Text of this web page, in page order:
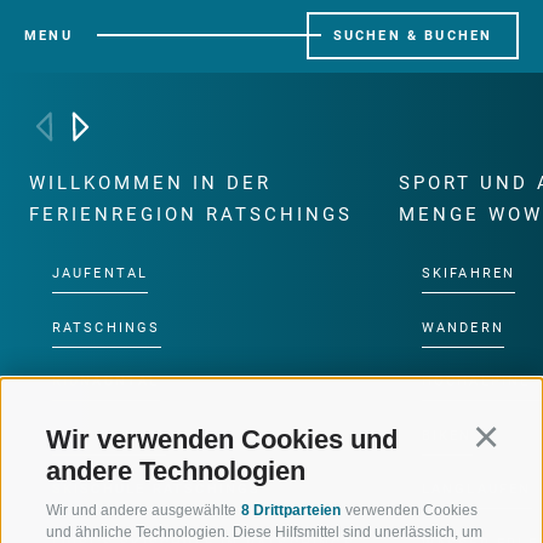
Wir verwenden Cookies und
andere Technologien
Wir und andere ausgewählte 8 Drittparteien verwenden Cookies
und ähnliche Technologien. Diese Hilfsmittel sind unerlässlich, um
MENU SUCHEN & BUCHEN
WILLKOMMEN IN DER
FERIENREGION RATSCHINGS
JAUFENTAL
RATSCHINGS
RIDNAUNTAL
BERGBAHNEN
SKISCHULE RATSCHINGS
SPORT UND
MENGE
SKIFAHREN
WANDERN
HOCHALPINE